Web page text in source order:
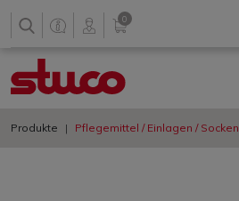
0
Produkte Pflegemittel / Einlagen / Socken